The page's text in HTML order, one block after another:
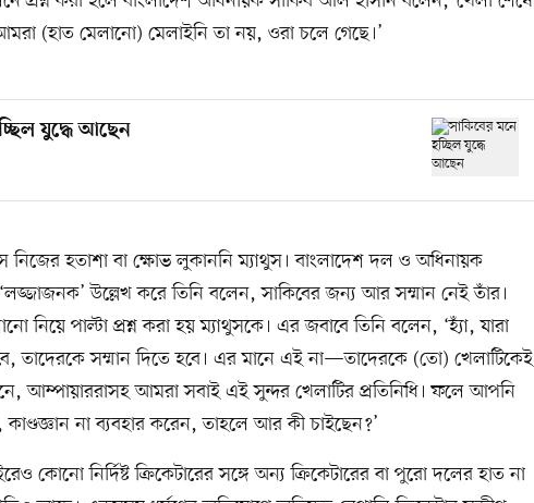
(হাত মেলানো) মেলাইনি তা নয়, ওরা চলে গেছে।’
যুদ্ধে আছেন
নিজের হতাশা বা ক্ষোভ লুকাননি ম্যাথুস। বাংলাদেশ দল ও অধিনায়ক
উল্লেখ করে তিনি বলেন, সাকিবের জন্য আর সম্মান নেই তাঁর।
নিয়ে পাল্টা প্রশ্ন করা হয় ম্যাথুসকে। এর জবাবে তিনি বলেন, ‘হ্যাঁ, যারা
তাদেরকে সম্মান দিতে হবে। এর মানে এই না—তাদেরকে (তো) খেলাটিকেই
আম্পায়াররাসহ আমরা সবাই এই সুন্দর খেলাটির প্রতিনিধি। ফলে আপনি
কাণ্ডজ্ঞান না ব্যবহার করেন, তাহলে আর কী চাইছেন?’
কোনো নির্দিষ্ট ক্রিকেটারের সঙ্গে অন্য ক্রিকেটারের বা পুরো দলের হাত না